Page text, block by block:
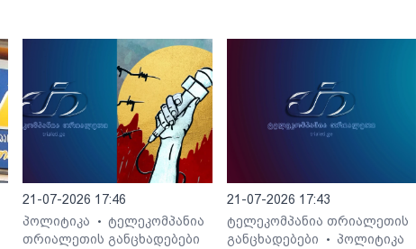
შესახებ
21-07-2026 17:46
პოლიტიკა
• ტელეკომპანია
თრიალეთის განცხადებები
21-07-2026 17:43
ტელეკომპანია თრიალეთის
განცხადებები
• პოლიტიკა